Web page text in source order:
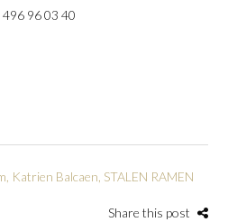
96 03 40
Katrien Balcaen STALEN RAMEN
Share this post